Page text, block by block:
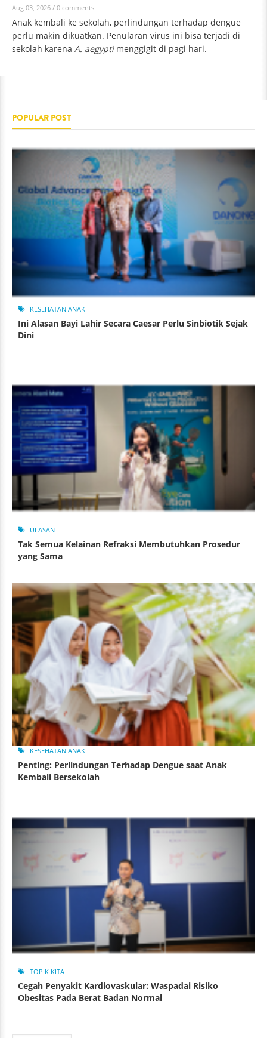
Aug 03, 2026 / 0 comments
Anak kembali ke sekolah, perlindungan terhadap dengue
perlu makin dikuatkan. Penularan virus ini bisa terjadi di
sekolah karena A. aegyptimenggigit di pagi hari.
POPULAR POST
KESEHATAN ANAK
Ini Alasan Bayi Lahir Secara Caesar Perlu Sinbiotik Sejak
Dini
ULASAN
Tak Semua Kelainan Refraksi Membutuhkan Prosedur
yang Sama
KESEHATAN ANAK
Penting: Perlindungan Terhadap Dengue saat Anak
Kembali Bersekolah
TOPIK KITA
Cegah Penyakit Kardiovaskular: Waspadai Risiko
Obesitas Pada Berat Badan Normal